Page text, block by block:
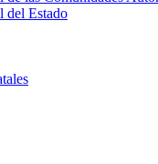
del Estado